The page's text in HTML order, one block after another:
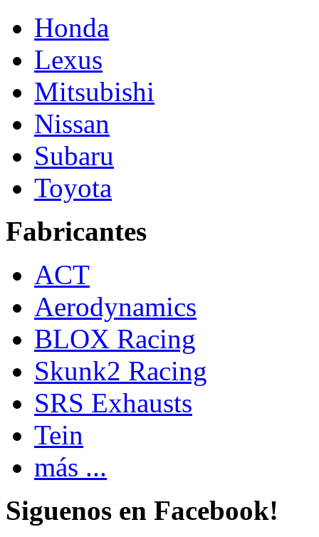
Honda
Lexus
Mitsubishi
Nissan
Subaru
Toyota
Fabricantes
ACT
Aerodynamics
BLOX Racing
Skunk2 Racing
SRS Exhausts
Tein
más ...
Siguenos en Facebook!